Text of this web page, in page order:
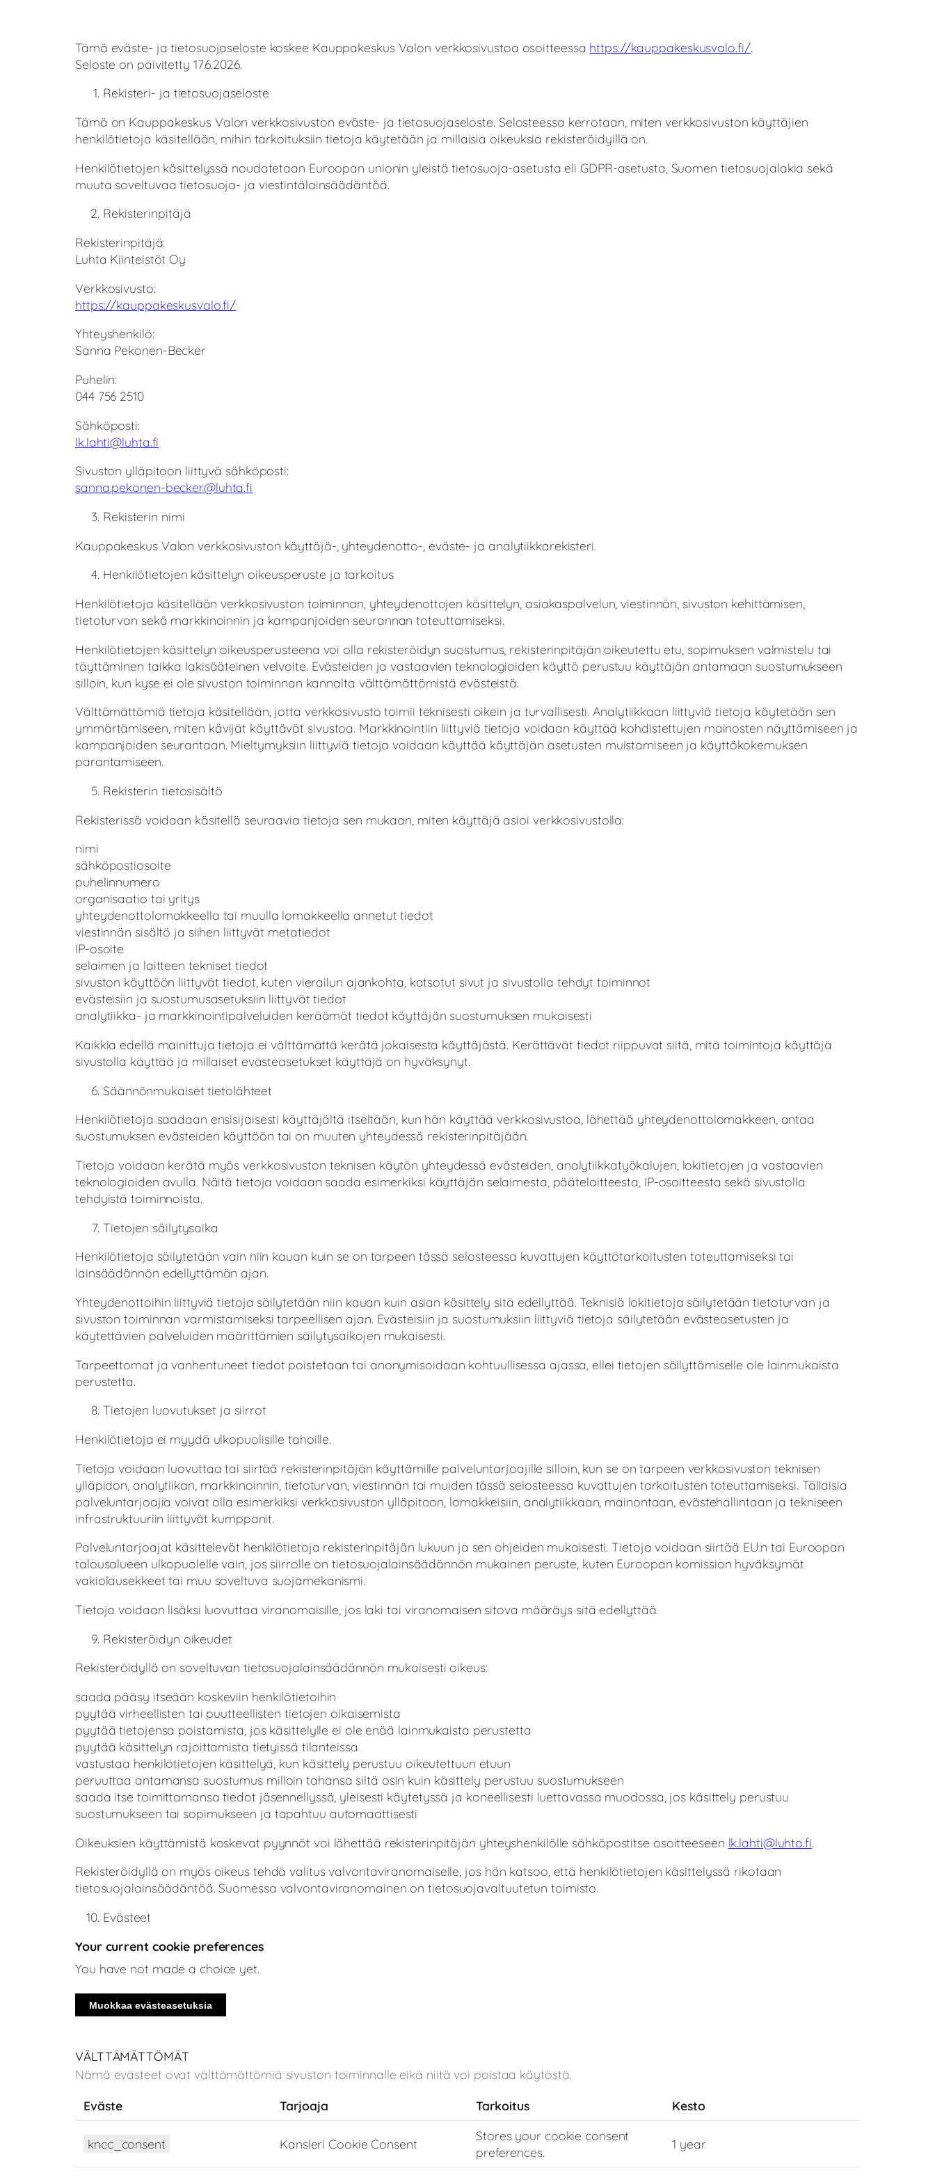
Tämä eväste- ja tietosuojaseloste koskee Kauppakeskus Valon verkkosivustoa osoitteessa https://kauppakeskusvalo.fi/.
Seloste on päivitetty 17.6.2026.
Rekisteri- ja tietosuojaseloste
Tämä on Kauppakeskus Valon verkkosivuston eväste- ja tietosuojaseloste. Selosteessa kerrotaan, miten verkkosivuston käyttäjien
henkilötietoja käsitellään, mihin tarkoituksiin tietoja käytetään ja millaisia oikeuksia rekisteröidyillä on.
Henkilötietojen käsittelyssä noudatetaan Euroopan unionin yleistä tietosuoja-asetusta eli GDPR-asetusta, Suomen tietosuojalakia sekä
muuta soveltuvaa tietosuoja- ja viestintälainsäädäntöä.
Rekisterinpitäjä
Rekisterinpitäjä:
Luhta Kiinteistöt Oy
Verkkosivusto:
https://kauppakeskusvalo.fi/
Yhteyshenkilö:
Sanna Pekonen-Becker
Puhelin:
044 756 2510
Sähköposti:
lk.lahti@luhta.fi
Sivuston ylläpitoon liittyvä sähköposti:
sanna.pekonen-becker@luhta.fi
Rekisterin nimi
Kauppakeskus Valon verkkosivuston käyttäjä-, yhteydenotto-, eväste- ja analytiikkarekisteri.
Henkilötietojen käsittelyn oikeusperuste ja tarkoitus
Henkilötietoja käsitellään verkkosivuston toiminnan, yhteydenottojen käsittelyn, asiakaspalvelun, viestinnän, sivuston kehittämisen,
tietoturvan sekä markkinoinnin ja kampanjoiden seurannan toteuttamiseksi.
Henkilötietojen käsittelyn oikeusperusteena voi olla rekisteröidyn suostumus, rekisterinpitäjän oikeutettu etu, sopimuksen valmistelu tai
täyttäminen taikka lakisääteinen velvoite. Evästeiden ja vastaavien teknologioiden käyttö perustuu käyttäjän antamaan suostumukseen
silloin, kun kyse ei ole sivuston toiminnan kannalta välttämättömistä evästeistä.
Välttämättömiä tietoja käsitellään, jotta verkkosivusto toimii teknisesti oikein ja turvallisesti. Analytiikkaan liittyviä tietoja käytetään sen
ymmärtämiseen, miten kävijät käyttävät sivustoa. Markkinointiin liittyviä tietoja voidaan käyttää kohdistettujen mainosten näyttämiseen ja
kampanjoiden seurantaan. Mieltymyksiin liittyviä tietoja voidaan käyttää käyttäjän asetusten muistamiseen ja käyttökokemuksen
parantamiseen.
Rekisterin tietosisältö
Rekisterissä voidaan käsitellä seuraavia tietoja sen mukaan, miten käyttäjä asioi verkkosivustolla:
nimi
sähköpostiosoite
puhelinnumero
organisaatio tai yritys
yhteydenottolomakkeella tai muulla lomakkeella annetut tiedot
viestinnän sisältö ja siihen liittyvät metatiedot
IP-osoite
selaimen ja laitteen tekniset tiedot
sivuston käyttöön liittyvät tiedot, kuten vierailun ajankohta, katsotut sivut ja sivustolla tehdyt toiminnot
evästeisiin ja suostumusasetuksiin liittyvät tiedot
analytiikka- ja markkinointipalveluiden keräämät tiedot käyttäjän suostumuksen mukaisesti
Kaikkia edellä mainittuja tietoja ei välttämättä kerätä jokaisesta käyttäjästä. Kerättävät tiedot riippuvat siitä, mitä toimintoja käyttäjä
sivustolla käyttää ja millaiset evästeasetukset käyttäjä on hyväksynyt.
Säännönmukaiset tietolähteet
Henkilötietoja saadaan ensisijaisesti käyttäjältä itseltään, kun hän käyttää verkkosivustoa, lähettää yhteydenottolomakkeen, antaa
suostumuksen evästeiden käyttöön tai on muuten yhteydessä rekisterinpitäjään.
Tietoja voidaan kerätä myös verkkosivuston teknisen käytön yhteydessä evästeiden, analytiikkatyökalujen, lokitietojen ja vastaavien
teknologioiden avulla. Näitä tietoja voidaan saada esimerkiksi käyttäjän selaimesta, päätelaitteesta, IP-osoitteesta sekä sivustolla
tehdyistä toiminnoista.
Tietojen säilytysaika
Henkilötietoja säilytetään vain niin kauan kuin se on tarpeen tässä selosteessa kuvattujen käyttötarkoitusten toteuttamiseksi tai
lainsäädännön edellyttämän ajan.
Yhteydenottoihin liittyviä tietoja säilytetään niin kauan kuin asian käsittely sitä edellyttää. Teknisiä lokitietoja säilytetään tietoturvan ja
sivuston toiminnan varmistamiseksi tarpeellisen ajan. Evästeisiin ja suostumuksiin liittyviä tietoja säilytetään evästeasetusten ja
käytettävien palveluiden määrittämien säilytysaikojen mukaisesti.
Tarpeettomat ja vanhentuneet tiedot poistetaan tai anonymisoidaan kohtuullisessa ajassa, ellei tietojen säilyttämiselle ole lainmukaista
perustetta.
Tietojen luovutukset ja siirrot
Henkilötietoja ei myydä ulkopuolisille tahoille.
Tietoja voidaan luovuttaa tai siirtää rekisterinpitäjän käyttämille palveluntarjoajille silloin, kun se on tarpeen verkkosivuston teknisen
ylläpidon, analytiikan, markkinoinnin, tietoturvan, viestinnän tai muiden tässä selosteessa kuvattujen tarkoitusten toteuttamiseksi. Tällaisia
palveluntarjoajia voivat olla esimerkiksi verkkosivuston ylläpitoon, lomakkeisiin, analytiikkaan, mainontaan, evästehallintaan ja tekniseen
infrastruktuuriin liittyvät kumppanit.
Palveluntarjoajat käsittelevät henkilötietoja rekisterinpitäjän lukuun ja sen ohjeiden mukaisesti. Tietoja voidaan siirtää EU:n tai Euroopan
talousalueen ulkopuolelle vain, jos siirrolle on tietosuojalainsäädännön mukainen peruste, kuten Euroopan komission hyväksymät
vakiolausekkeet tai muu soveltuva suojamekanismi.
Tietoja voidaan lisäksi luovuttaa viranomaisille, jos laki tai viranomaisen sitova määräys sitä edellyttää.
Rekisteröidyn oikeudet
Rekisteröidyllä on soveltuvan tietosuojalainsäädännön mukaisesti oikeus:
saada pääsy itseään koskeviin henkilötietoihin
pyytää virheellisten tai puutteellisten tietojen oikaisemista
pyytää tietojensa poistamista, jos käsittelylle ei ole enää lainmukaista perustetta
pyytää käsittelyn rajoittamista tietyissä tilanteissa
vastustaa henkilötietojen käsittelyä, kun käsittely perustuu oikeutettuun etuun
peruuttaa antamansa suostumus milloin tahansa siltä osin kuin käsittely perustuu suostumukseen
saada itse toimittamansa tiedot jäsennellyssä, yleisesti käytetyssä ja koneellisesti luettavassa muodossa, jos käsittely perustuu
suostumukseen tai sopimukseen ja tapahtuu automaattisesti
Oikeuksien käyttämistä koskevat pyynnöt voi lähettää rekisterinpitäjän yhteyshenkilölle sähköpostitse osoitteeseen lk.lahti@luhta.fi.
Rekisteröidyllä on myös oikeus tehdä valitus valvontaviranomaiselle, jos hän katsoo, että henkilötietojen käsittelyssä rikotaan
tietosuojalainsäädäntöä. Suomessa valvontaviranomainen on tietosuojavaltuutetun toimisto.
Evästeet
Your current cookie preferences
You have not made a choice yet.
Muokkaa evästeasetuksia
VÄLTTÄMÄTTÖMÄT
Nämä evästeet ovat välttämättömiä sivuston toiminnalle eikä niitä voi poistaa käytöstä.
Eväste Tarjoaja Tarkoitus Kesto
kncc_consent Kansleri Cookie Consent
Stores your cookie consent
preferences.
1 year